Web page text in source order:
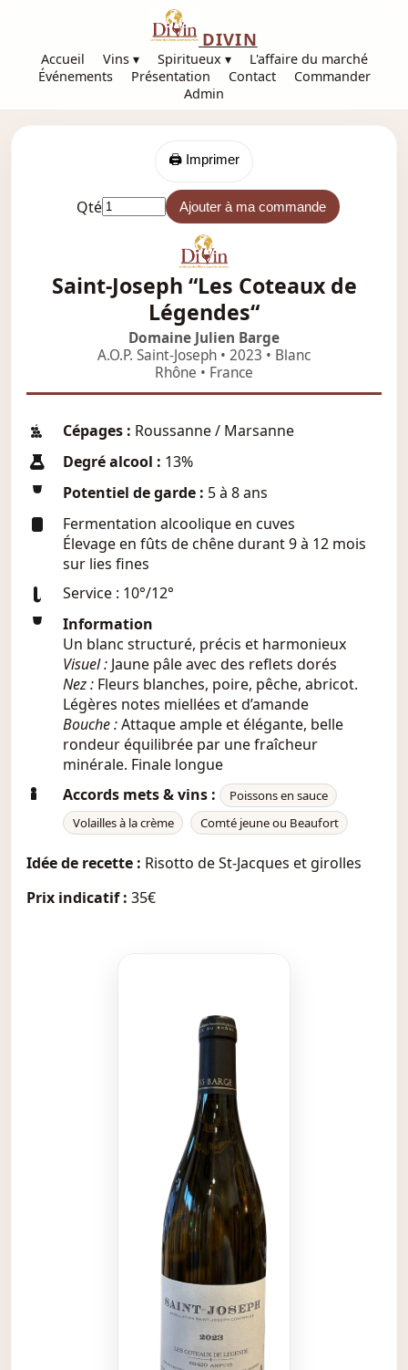
DIVIN
Accueil Vins ▾ Spiritueux ▾
L'affaire du marché
Événements
Présentation Contact
Commander
Admin
🖨️ Imprimer
Qté Ajouter à ma commande
Saint-Joseph “Les Coteaux de
Légendes“
Domaine Julien Barge
A.O.P. Saint-Joseph • 2023 • Blanc
Rhône • France
Cépages : Roussanne / Marsanne
Degré alcool : 13%
Potentiel de garde : 5 à 8 ans
Fermentation alcoolique en cuves
Élevage en fûts de chêne durant 9 à 12 mois
sur lies fines
Service : 10°/12°
Information
Un blanc structuré, précis et harmonieux
Visuel : Jaune pâle avec des reflets dorés
Nez : Fleurs blanches, poire, pêche, abricot.
Légères notes miellées et d’amande
Bouche :Attaque ample et élégante, belle
rondeur équilibrée par une fraîcheur
minérale. Finale longue
Accords mets & vins :
Poissons en sauce
Volailles à la crème
Comté jeune ou Beaufort
Idée de recette : Risotto de St-Jacques et girolles
Prix indicatif : 35€